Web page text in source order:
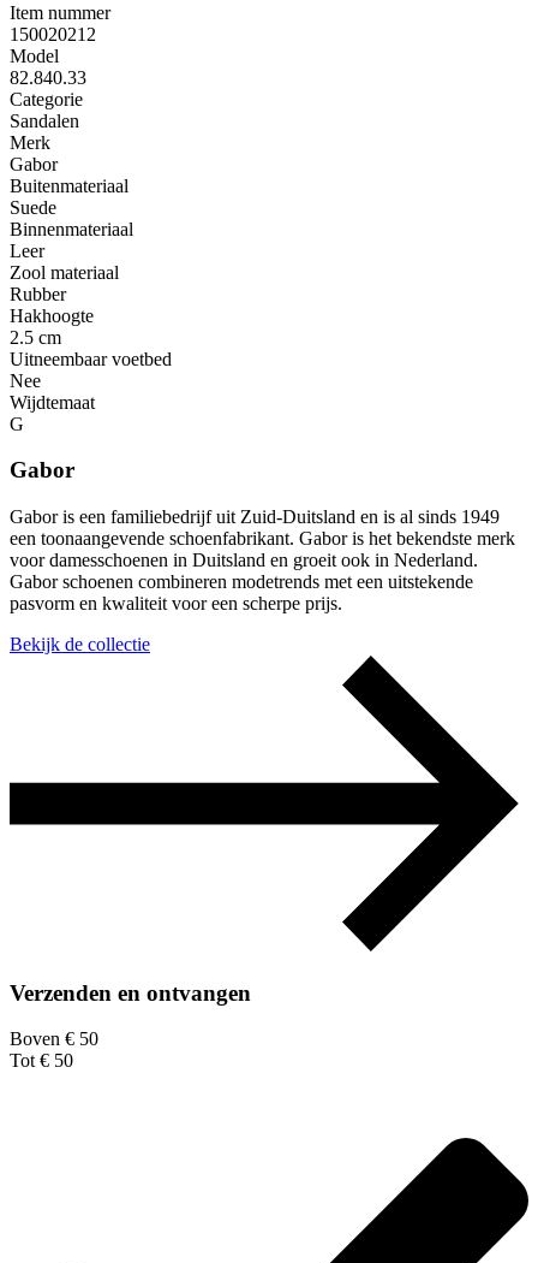
Item nummer
150020212
Model
82.840.33
Categorie
Sandalen
Merk
Gabor
Buitenmateriaal
Suede
Binnenmateriaal
Leer
Zool materiaal
Rubber
Hakhoogte
2.5 cm
Uitneembaar voetbed
Nee
Wijdtemaat
G
Gabor
Gabor is een familiebedrijf uit Zuid-Duitsland en is al sinds 1949
een toonaangevende schoenfabrikant. Gabor is het bekendste merk
voor damesschoenen in Duitsland en groeit ook in Nederland.
Gabor schoenen combineren modetrends met een uitstekende
pasvorm en kwaliteit voor een scherpe prijs.
Bekijk de collectie
Verzenden en ontvangen
Boven € 50
Tot € 50